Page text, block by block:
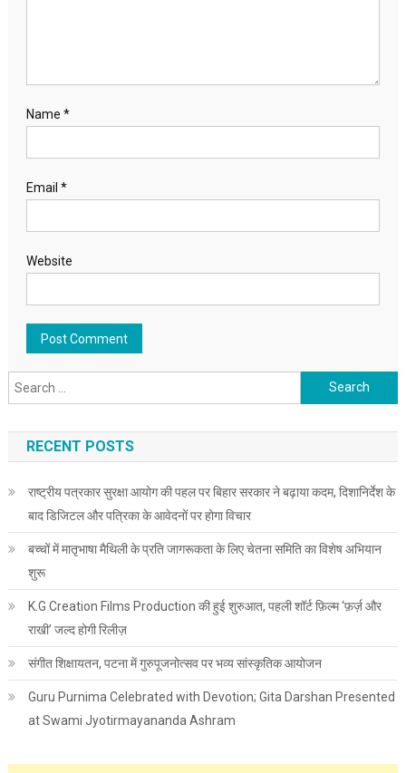
Name *
Email *
Website
Search for:
RECENT POSTS
राष्ट्रीय पत्रकार सुरक्षा आयोग की पहल पर बिहार सरकार ने बढ़ाया कदम, दिशानिर्देश के
बाद डिजिटल और पत्रिका के आवेदनों पर होगा विचार
बच्चों में मातृभाषा मैथिली के प्रति जागरूकता के लिए चेतना समिति का विशेष अभियान
शुरू
K.G Creation Films Production की हुई शुरुआत, पहली शॉर्ट फ़िल्म ‘फ़र्ज़ और
राखी’ जल्द होगी रिलीज़
संगीत शिक्षायतन, पटना में गुरुपूजनोत्सव पर भव्य सांस्कृतिक आयोजन
Guru Purnima Celebrated with Devotion; Gita Darshan Presented
at Swami Jyotirmayananda Ashram